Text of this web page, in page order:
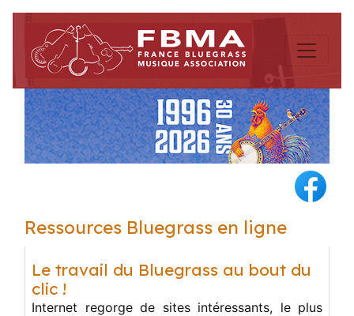
Ressources Bluegrass en ligne
Le travail du Bluegrass au bout du
clic !
Internet regorge de sites intéressants, le plus